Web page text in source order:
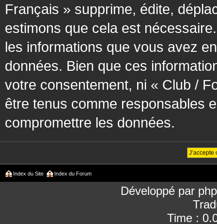
Français » supprime, édite,
estimons que cela est
les informations que vous avez
données. Bien que ces
votre consentement, ni « Club /
être tenus comme responsables
compromettre les données.
Index du Site Index du Forum
Développé par
Time :